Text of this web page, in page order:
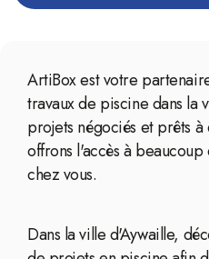
ArtiBox est votre
travaux de piscine dans la
projets négociés et prêts
offrons l'accès à
chez vous.
Dans la ville d'Aywaille,